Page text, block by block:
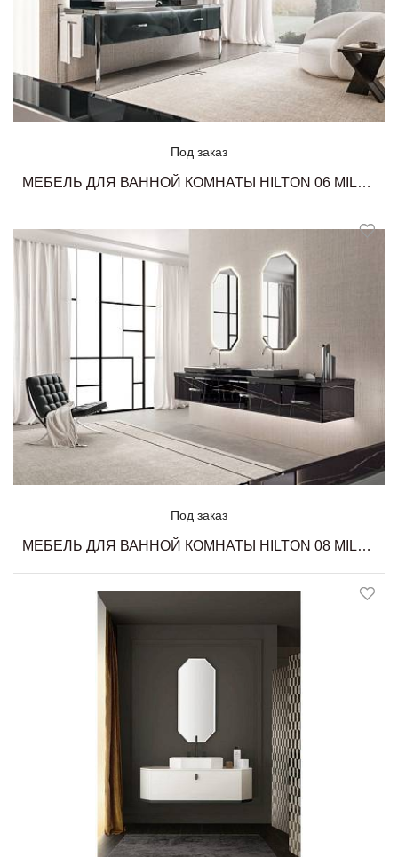
Под заказ
МЕБЕЛЬ ДЛЯ ВАННОЙ КОМНАТЫ HILTON 06 MILLDUE
Под заказ
МЕБЕЛЬ ДЛЯ ВАННОЙ КОМНАТЫ HILTON 08 MILLDUE